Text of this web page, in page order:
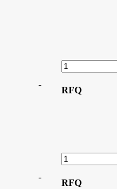
-
RFQ
-
RFQ